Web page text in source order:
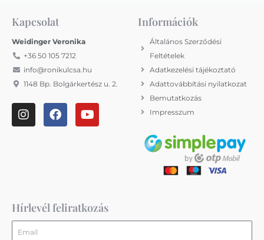
Kapcsolat
Weidinger Veronika
+36 50 105 7212
info@ronikulcsa.hu
1148 Bp. Bolgárkertész u. 2.
I
n
m
F
a
Y
o
Információk
Általános Szerződési
Feltételek
Adatkezelési tájékoztató
Adattovábbítási nyilatkozat
Bemutatkozás
Impresszum
Hírlevél feliratkozás